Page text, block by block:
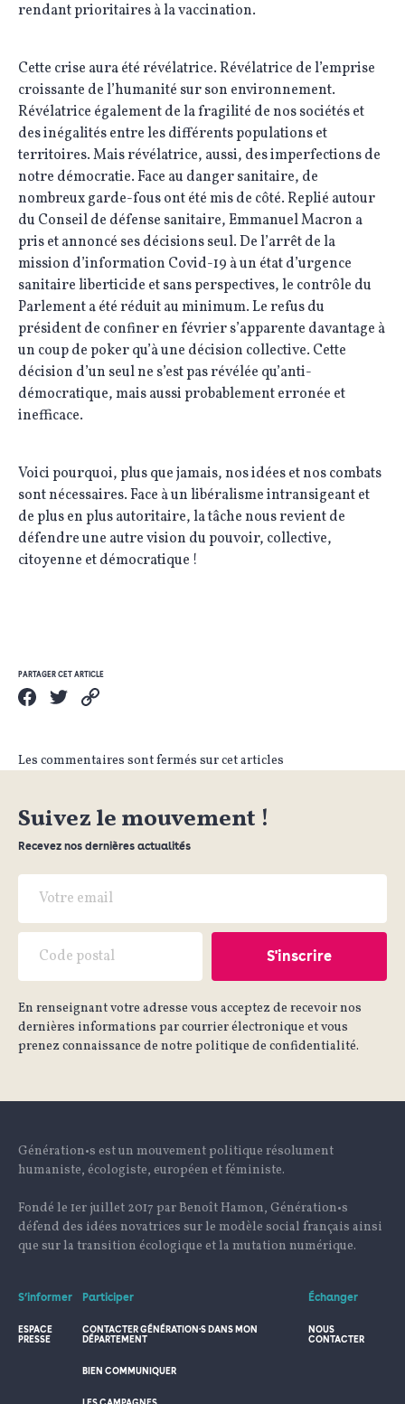
rendant prioritaires à la vaccination.
Cette crise aura été révélatrice. Révélatrice de l’emprise
croissante de l’humanité sur son environnement.
Révélatrice également de la fragilité de nos sociétés et
des inégalités entre les différents populations et
territoires. Mais révélatrice, aussi, des imperfections de
notre démocratie. Face au danger sanitaire, de
nombreux garde-fous ont été mis de côté. Replié autour
du Conseil de défense sanitaire, Emmanuel Macron a
pris et annoncé ses décisions seul. De l’arrêt de la
mission d’information Covid-19 à un état d’urgence
sanitaire liberticide et sans perspectives, le contrôle du
Parlement a été réduit au minimum. Le refus du
président de confiner en février s’apparente davantage à
un coup de poker qu’à une décision collective. Cette
décision d’un seul ne s’est pas révélée qu’anti-
démocratique, mais aussi probablement erronée et
inefficace.
Voici pourquoi, plus que jamais, nos idées et nos combats
sont nécessaires. Face à un libéralisme intransigeant et
de plus en plus autoritaire, la tâche nous revient de
défendre une autre vision du pouvoir, collective,
citoyenne et démocratique !
PARTAGER CET ARTICLE
Les commentaires sont fermés sur cet articles
Suivez le mouvement !
Recevez nos dernières actualités
En renseignant votre adresse vous acceptez de recevoir nos
dernières informations par courrier électronique et vous
prenez connaissance de notre politique de confidentialité.
Génération•s est un mouvement politique résolument
humaniste, écologiste, européen et féministe.
Fondé le 1er juillet 2017 par Benoît Hamon, Génération•s
défend des idées novatrices sur le modèle social français ainsi
que sur la transition écologique et la mutation numérique.
S’informer
ESPACE
PRESSE
Participer
CONTACTER GÉNÉRATION·S DANS MON
DÉPARTEMENT
BIEN COMMUNIQUER
Échanger
NOUS
CONTACTER